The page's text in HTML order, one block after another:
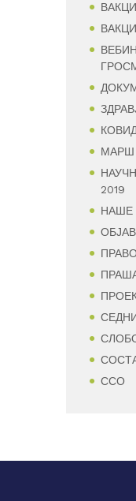
КОВИД
МАРШ
2019
НАШЕ
ССО